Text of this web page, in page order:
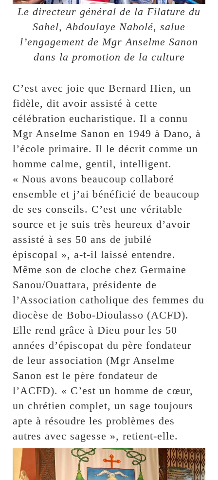
Le directeur général de la Filature du
Sahel, Abdoulaye Nabolé, salue
l’engagement de Mgr Anselme Sanon
dans la promotion de la culture
C’est avec joie que Bernard Hien, un
fidèle, dit avoir assisté à cette
célébration eucharistique. Il a connu
Mgr Anselme Sanon en 1949 à Dano, à
l’école primaire. Il le décrit comme un
homme calme, gentil, intelligent.
« Nous avons beaucoup collaboré
ensemble et j’ai bénéficié de beaucoup
de ses conseils. C’est une véritable
source et je suis très heureux d’avoir
assisté à ses 50 ans de jubilé
épiscopal », a-t-il laissé entendre.
Même son de cloche chez Germaine
Sanou/Ouattara, présidente de
l’Association catholique des femmes du
diocèse de Bobo-Dioulasso (ACFD).
Elle rend grâce à Dieu pour les 50
années d’épiscopat du père fondateur
de leur association (Mgr Anselme
Sanon est le père fondateur de
l’ACFD). « C’est un homme de cœur,
un chrétien complet, un sage toujours
apte à résoudre les problèmes des
autres avec sagesse », retient-elle.